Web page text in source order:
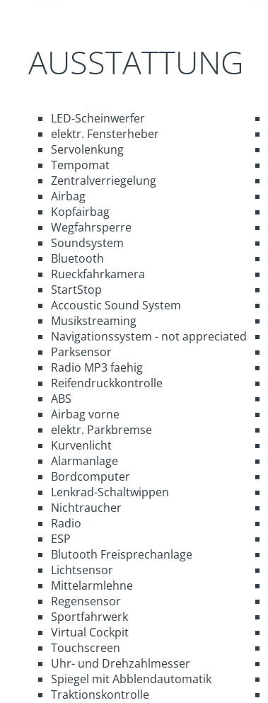
AUSSTATTUNG
LED-Scheinwerfer
elektr. Fensterheber
Servolenkung
Tempomat
Zentralverriegelung
Airbag
Kopfairbag
Wegfahrsperre
Soundsystem
Bluetooth
Rueckfahrkamera
StartStop
Accoustic Sound System
Musikstreaming
Navigationssystem - not appreciated
Parksensor
Radio MP3 faehig
Reifendruckkontrolle
ABS
Airbag vorne
elektr. Parkbremse
Kurvenlicht
Alarmanlage
Bordcomputer
Lenkrad-Schaltwippen
Nichtraucher
Radio
ESP
Blutooth Freisprechanlage
Lichtsensor
Mittelarmlehne
Regensensor
Sportfahrwerk
Virtual Cockpit
Touchscreen
Uhr- und Drehzahlmesser
Spiegel mit Abblendautomatik
Traktionskontrolle